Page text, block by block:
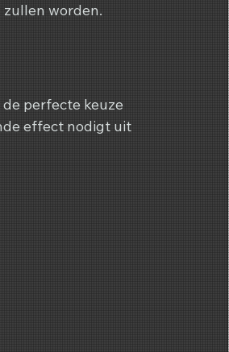
worden.
perfecte keuze
effect nodigt uit